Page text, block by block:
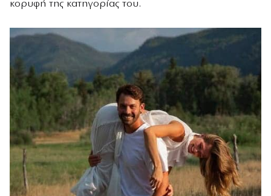
κορυφή της κατηγορίας του.